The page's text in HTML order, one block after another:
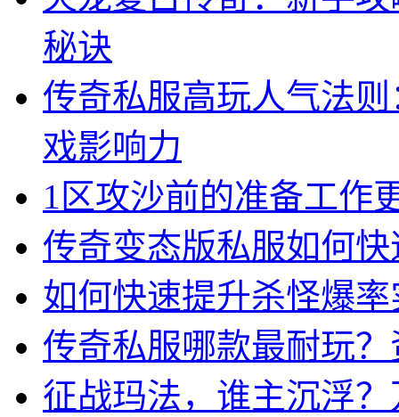
秘诀
传奇私服高玩人气法
戏影响力
1区攻沙前的准备工作
传奇变态版私服如何
如何快速提升杀怪爆
传奇私服哪款最耐玩
征战玛法，谁主沉浮